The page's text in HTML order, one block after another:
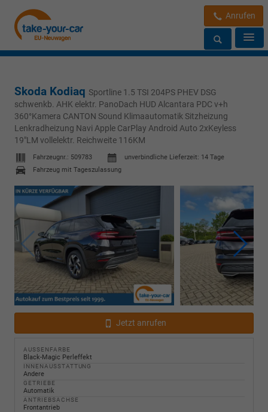
Anrufen
Skoda Kodiaq Sportline 1.5 TSI 204PS PHEV DSG
schwenkb. AHK elektr. PanoDach HUD Alcantara PDC v+h
360°Kamera CANTON Sound Klimaautomatik Sitzheizung
Lenkradheizung Navi Apple CarPlay Android Auto 2xKeyless
19"LM vollelektr. Reichweite 116KM
Fahrzeugnr.: 509783 unverbindliche Lieferzeit: 14 Tage
Fahrzeug mit Tageszulassung
Jetzt anrufen
AUSSENFARBE
Black-Magic Perleffekt
INNENAUSSTATTUNG
Andere
GETRIEBE
Automatik
ANTRIEBSACHSE
Frontantrieb